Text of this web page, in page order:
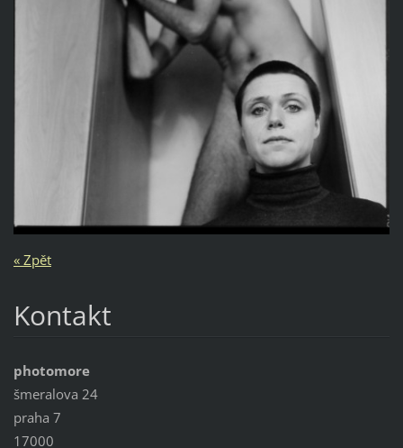
« Zpět
Kontakt
photomore
šmeralova 24
praha 7
17000